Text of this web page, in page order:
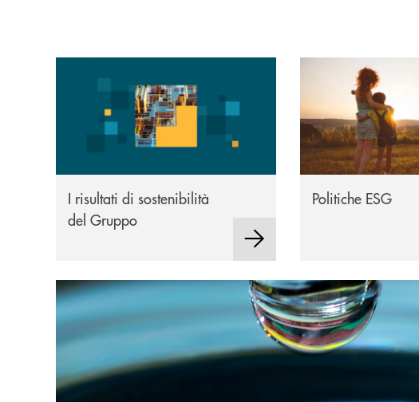
I risultati di sostenibilità
del Gruppo
Politiche ESG
Politiche ESG